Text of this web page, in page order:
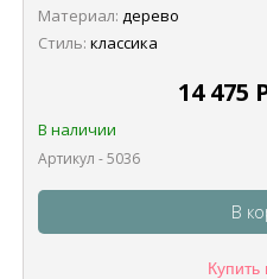
Материал: дерево
Стиль: классика
14 475
В наличии
Артикул - 5036
В
Купить